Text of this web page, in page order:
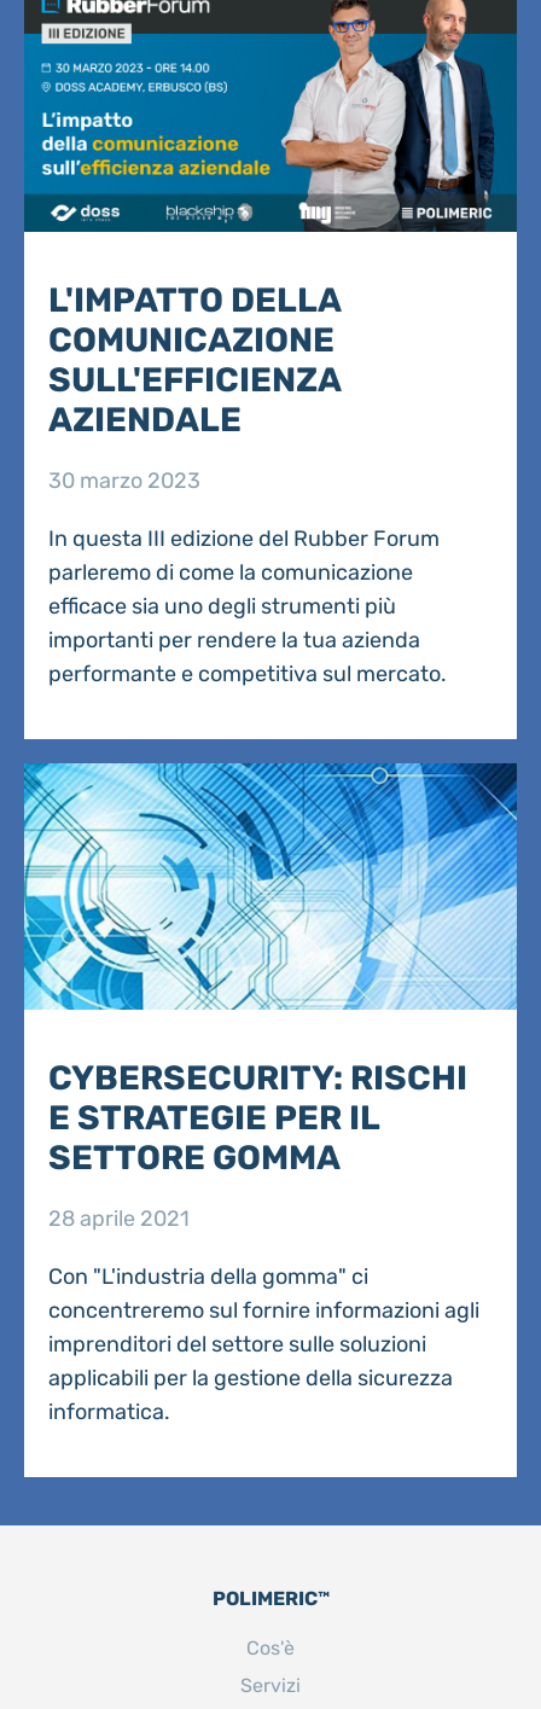
L'IMPATTO DELLA
COMUNICAZIONE
SULL'EFFICIENZA
AZIENDALE
30 marzo 2023
In questa III edizione del Rubber Forum
parleremo di come la comunicazione
efficace sia uno degli strumenti più
importanti per rendere la tua azienda
performante e competitiva sul mercato.
CYBERSECURITY: RISCHI
E STRATEGIE PER IL
SETTORE GOMMA
28 aprile 2021
Con "L'industria della gomma" ci
concentreremo sul fornire informazioni agli
imprenditori del settore sulle soluzioni
applicabili per la gestione della sicurezza
informatica.
POLIMERIC™
Cos'è
Servizi